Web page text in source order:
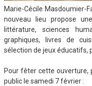
Marie-Cécile Masdoumier-
nouveau lieu propose
littérature, sciences
graphiques, livres de
sélection de jeux éducatifs,
Pour fêter cette ouverture,
public le samedi 7 février :